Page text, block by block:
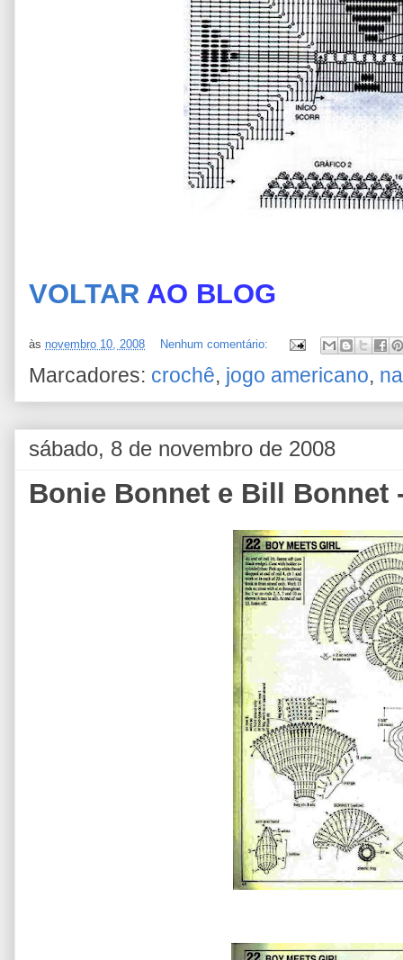
VOLTAR AO BLOG
às novembro 10, 2008 Nenhum comentário:
Marcadores: crochê, jogo americano,
sábado, 8 de novembro de 2008
Bonie Bonnet e Bill Bonnet